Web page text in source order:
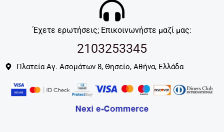
Έχετε ερωτήσεις; Επικοινωνήστε μαζί μας:
2103253345
Πλατεία Αγ. Ασομάτων 8, Θησείο, Αθήνα, Ελλάδα